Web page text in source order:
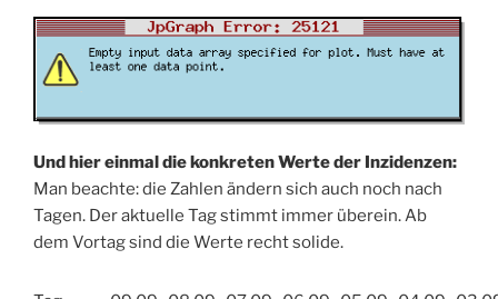
Und hier einmal die konkreten Werte der Inzidenzen:
Man beachte: die Zahlen ändern sich auch noch nach
Tagen. Der aktuelle Tag stimmt immer überein. Ab
dem Vortag sind die Werte recht solide.